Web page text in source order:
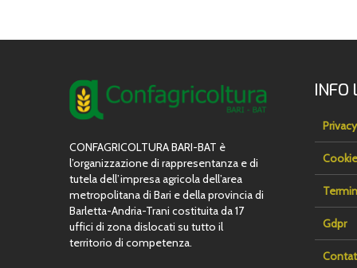
CONFAGRICOLTURA BARI-BAT è
l’organizzazione di rappresentanza e di
tutela dell’impresa agricola dell’area
metropolitana di Bari e della provincia di
Barletta-Andria-Trani costituita da 17
uffici di zona dislocati su tutto il
territorio di competenza.
INFO
Gdpr